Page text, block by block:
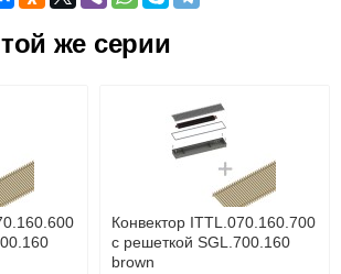
по Москве и Московской области
картой на сайте в режиме реального
картой при получении товара как при
и самовывозом
(Yandex-деньги, Web-money,
и другие).
расчёт (возможно и с НДС)
же серии
Конвектор ITTL.070.160.700
с решеткой SGL.700.160
brown